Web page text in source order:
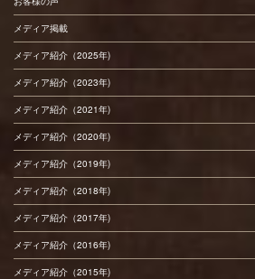
メディア掲載
メディア紹介（2025年)
メディア紹介（2023年)
メディア紹介（2021年)
メディア紹介（2020年)
メディア紹介（2019年)
メディア紹介（2018年)
メディア紹介（2017年)
メディア紹介（2016年)
メディア紹介（2015年)